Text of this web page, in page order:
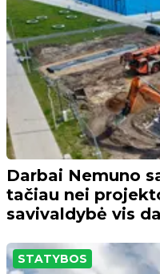
Darbai Nemuno
tačiau nei
savivaldybė vis
STATYBOS